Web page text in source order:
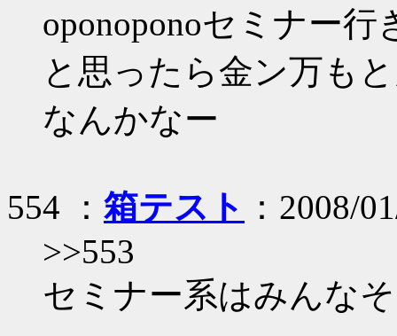
oponoponoセミナー行
と思ったら金ン万も
なんかなー
554 ： 箱テスト ：2008/
>>553
セミナー系はみんな